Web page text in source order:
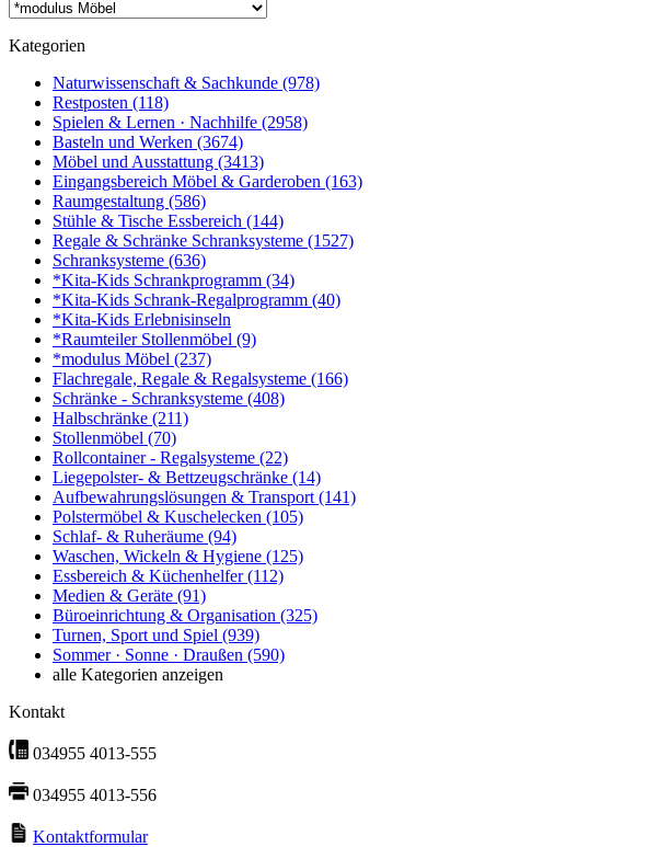
Kategorien
Naturwissenschaft & Sachkunde (978)
Restposten (118)
Spielen & Lernen · Nachhilfe (2958)
Basteln und Werken (3674)
Möbel und Ausstattung (3413)
Eingangsbereich Möbel & Garderoben (163)
Raumgestaltung (586)
Stühle & Tische Essbereich (144)
Regale & Schränke Schranksysteme (1527)
Schranksysteme (636)
*Kita-Kids Schrankprogramm (34)
*Kita-Kids Schrank-Regalprogramm (40)
*Kita-Kids Erlebnisinseln
*Raumteiler Stollenmöbel (9)
*modulus Möbel (237)
Flachregale, Regale & Regalsysteme (166)
Schränke - Schranksysteme (408)
Halbschränke (211)
Stollenmöbel (70)
Rollcontainer - Regalsysteme (22)
Liegepolster- & Bettzeugschränke (14)
Aufbewahrungslösungen & Transport(141)
Polstermöbel & Kuschelecken (105)
Schlaf- & Ruheräume (94)
Waschen, Wickeln & Hygiene (125)
Essbereich & Küchenhelfer(112)
Medien & Geräte (91)
Büroeinrichtung & Organisation (325)
Turnen, Sport und Spiel (939)
Sommer · Sonne · Draußen (590)
alle Kategorien anzeigen
Kontakt
034955 4013-555
034955 4013-556
Kontaktformular